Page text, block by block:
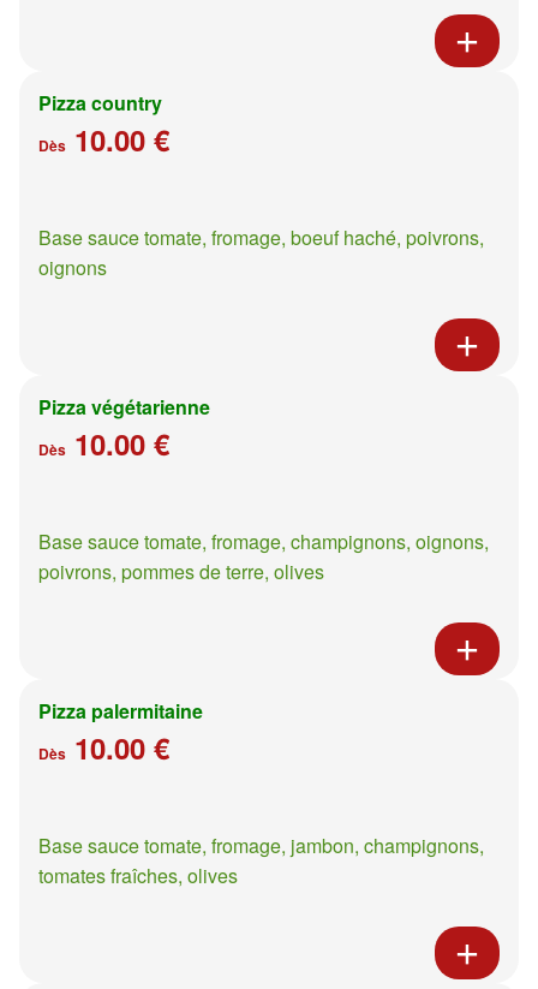
Pizza country
Dès 10.00 €
Base sauce tomate, fromage, boeuf haché, poivrons,
oignons
Pizza végétarienne
Dès 10.00 €
Base sauce tomate, fromage, champignons, oignons,
poivrons, pommes de terre, olives
Pizza palermitaine
Dès 10.00 €
Base sauce tomate, fromage, jambon, champignons,
tomates fraîches, olives